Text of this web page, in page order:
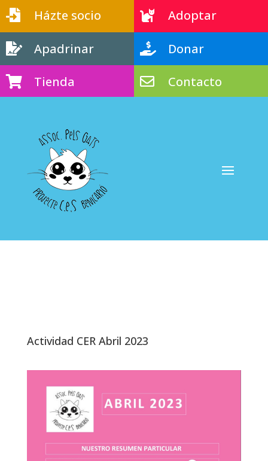
 Házte socio  Adoptar
 Apadrinar  Donar
 Tienda  Contacto
Actividad CER Abril 2023